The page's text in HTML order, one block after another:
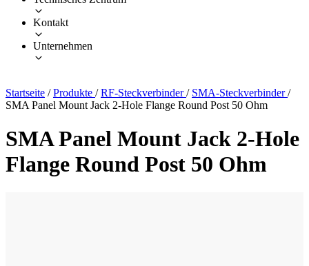
Kontakt
Unternehmen
Startseite / Produkte / RF-Steckverbinder/ SMA-Steckverbinder/
SMA Panel Mount Jack 2-Hole Flange Round Post 50 Ohm
SMA Panel Mount Jack 2-Hole
Flange Round Post 50 Ohm